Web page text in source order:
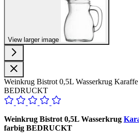
View larger image
Weinkrug Bistrot 0,5L Wasserkrug
BEDRUCKT
Weinkrug Bistrot 0,5L Wasserkrug
farbig BEDRUCKT